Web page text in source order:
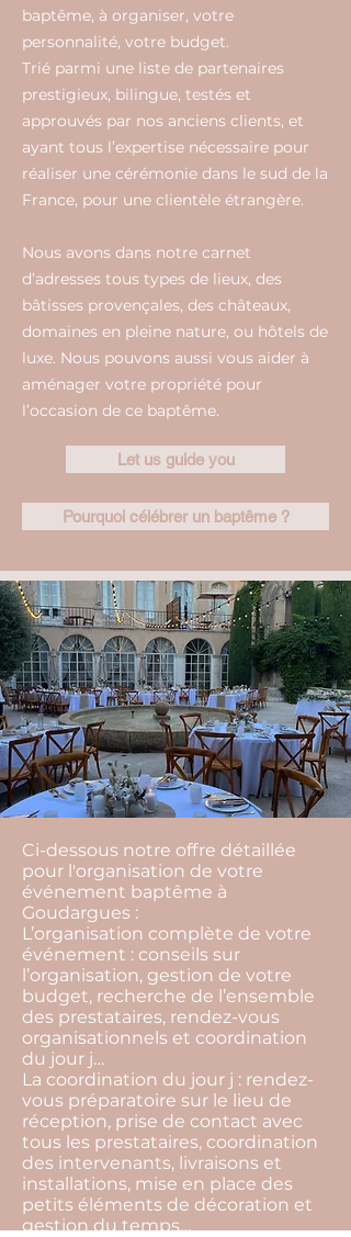
baptême, à organiser, votre
personnalité, votre budget.
Trié parmi une liste de partenaires
prestigieux, bilingue, testés et
approuvés par nos anciens clients, et
ayant tous l’expertise nécessaire pour
réaliser une cérémonie dans le sud de la
France, pour une clientèle étrangère.
Nous avons dans notre carnet
d’adresses tous types de lieux, des
bâtisses provençales, des châteaux,
domaines en pleine nature, ou hôtels de
luxe. Nous pouvons aussi vous aider à
aménager votre propriété pour
l’occasion de ce baptême.
Let us guide you
Pourquoi célébrer un baptême ?
Ci-dessous notre offre détaillée
pour l'organisation de votre
événement baptême à
Goudargues :
L’organisation complète de votre
événement : conseils sur
l’organisation, gestion de votre
budget, recherche de l’ensemble
des prestataires, rendez-vous
organisationnels et coordination
du jour j…
La coordination du jour j : rendez-
vous préparatoire sur le lieu de
réception, prise de contact avec
tous les prestataires, coordination
des intervenants, livraisons et
installations, mise en place des
petits éléments de décoration et
gestion du temps…